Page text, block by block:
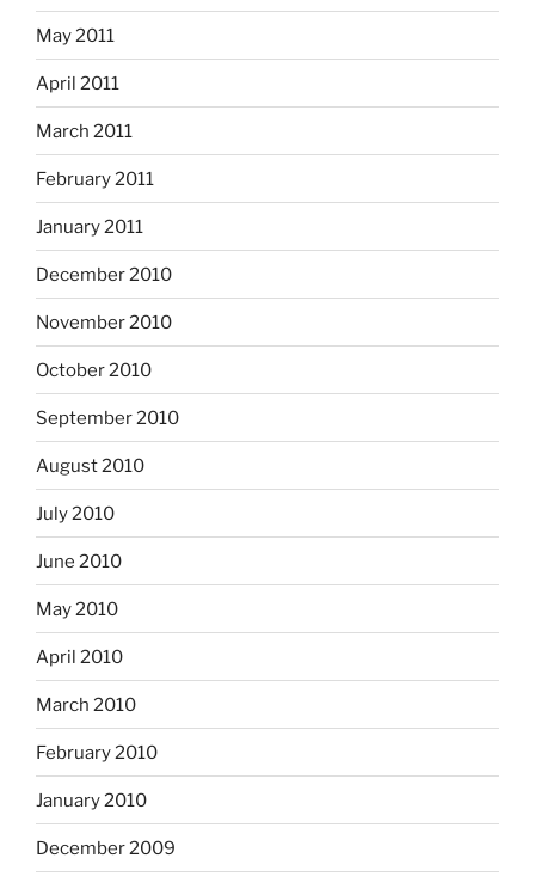
May 2011
April 2011
March 2011
February 2011
January 2011
December 2010
November 2010
October 2010
September 2010
August 2010
July 2010
June 2010
May 2010
April 2010
March 2010
February 2010
January 2010
December 2009